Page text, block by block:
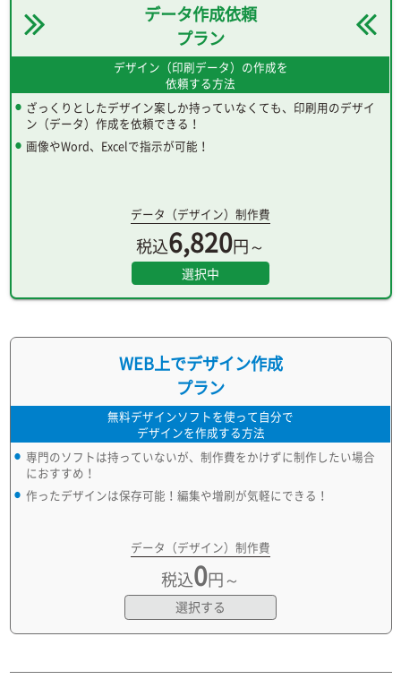
データ作成依頼
プラン
デザイン（印刷データ）の作成を
依頼する方法
ざっくりとしたデザイン案しか持っていなくても、印刷用のデザイ
ン（データ）作成を依頼できる！
画像やWord、Excelで指示が可能！
データ（デザイン）制作費
税込6,820円～
選択中
WEB上でデザイン作成
プラン
無料デザインソフトを使って自分で
デザインを作成する方法
専門のソフトは持っていないが、制作費をかけずに制作したい場合
におすすめ！
作ったデザインは保存可能！編集や増刷が気軽にできる！
データ（デザイン）制作費
税込0円～
選択する